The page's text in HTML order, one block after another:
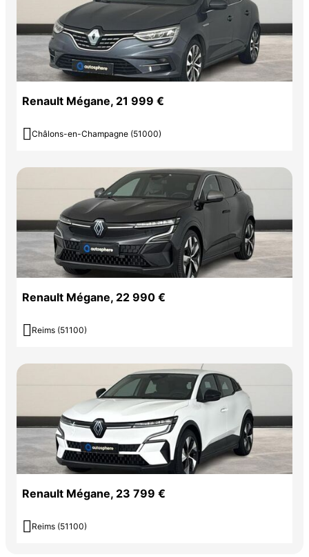
Renault Mégane, 21 999 €
 Châlons-en-Champagne (51000)
Renault Mégane, 22 990 €
 Reims (51100)
Renault Mégane, 23 799 €
 Reims (51100)